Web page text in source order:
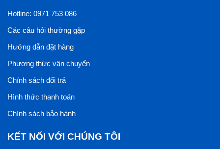
Hotline: 0971 753 086
Các câu hỏi thường gặp
Hướng dẫn đặt hàng
Phương thức vận chuyển
Chính sách đổi trả
Hình thức thanh toán
Chính sách bảo hành
KẾT NỐI VỚI CHÚNG TÔI